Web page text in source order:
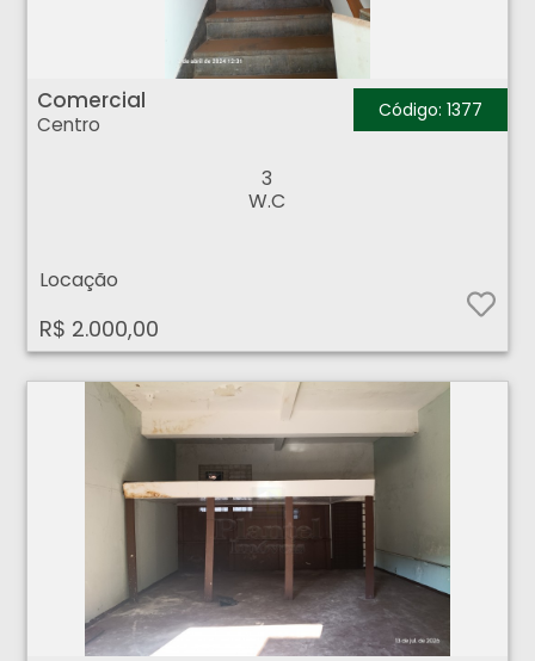
Comercial - Centro - Ribeirão Preto
Comercial
Centro
Código: 1377
3
W.C
Locação
R$ 2.000,00
Salão Comercial - Centro - Ribeirão Preto